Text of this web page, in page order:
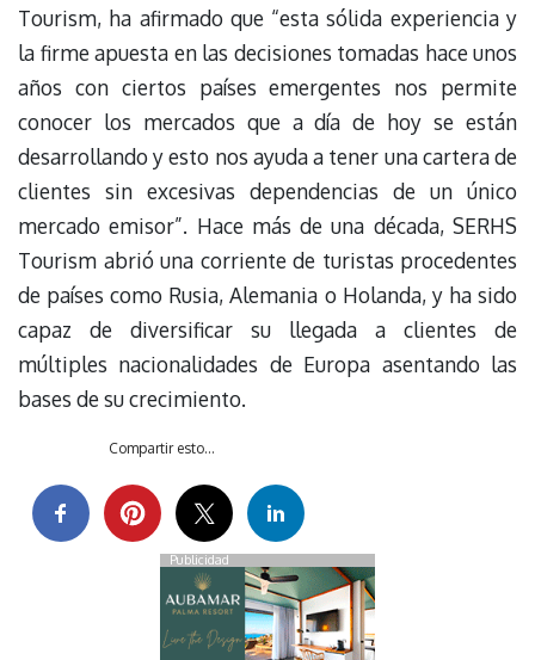
Tourism, ha afirmado que “esta sólida experiencia y
la firme apuesta en las decisiones tomadas hace unos
años con ciertos países emergentes nos permite
conocer los mercados que a día de hoy se están
desarrollando y esto nos ayuda a tener una cartera de
clientes sin excesivas dependencias de un único
mercado emisor”. Hace más de una década, SERHS
Tourism abrió una corriente de turistas procedentes
de países como Rusia, Alemania o Holanda, y ha sido
capaz de diversificar su llegada a clientes de
múltiples nacionalidades de Europa asentando las
bases de su crecimiento.
Compartir esto...
Publicidad